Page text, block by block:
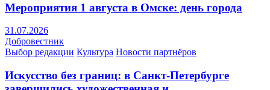
Мероприятия 1 августа в Омске: день города
31.07.2026
Добровестник
Выбор редакции Культура Новости партнёров
Искусство без границ: в Санкт-Петербурге